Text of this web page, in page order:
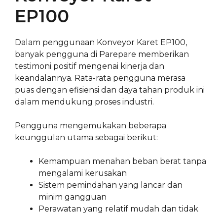
EP100
Dalam penggunaan Konveyor Karet EP100,
banyak pengguna di Parepare memberikan
testimoni positif mengenai kinerja dan
keandalannya. Rata-rata pengguna merasa
puas dengan efisiensi dan daya tahan produk ini
dalam mendukung proses industri.
Pengguna mengemukakan beberapa
keunggulan utama sebagai berikut:
Kemampuan menahan beban berat tanpa
mengalami kerusakan
Sistem pemindahan yang lancar dan
minim gangguan
Perawatan yang relatif mudah dan tidak